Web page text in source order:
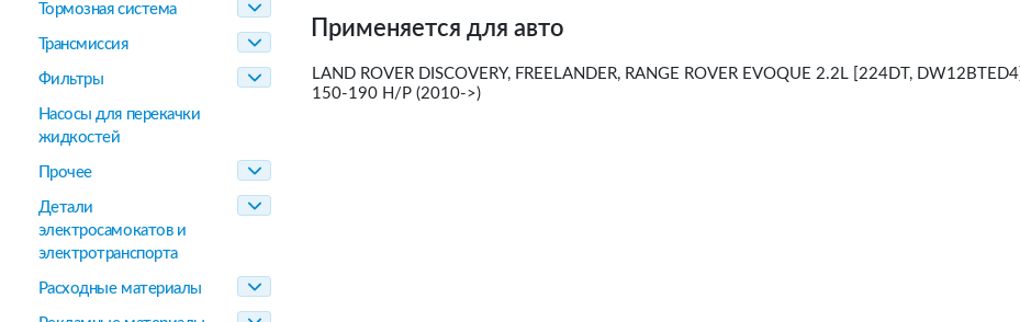
Тормозная система
Трансмиссия
Фильтры
Насосы для перекачки
жидкостей
Прочее
Детали
электросамокатов и
электротранспорта
Расходные материалы
Применяется для авто
LAND ROVER DISCOVERY, FREELANDER, RANGE ROVER EVOQUE 2.2L [224DT, DW12BTED4]
150-190 H/P (2010->)